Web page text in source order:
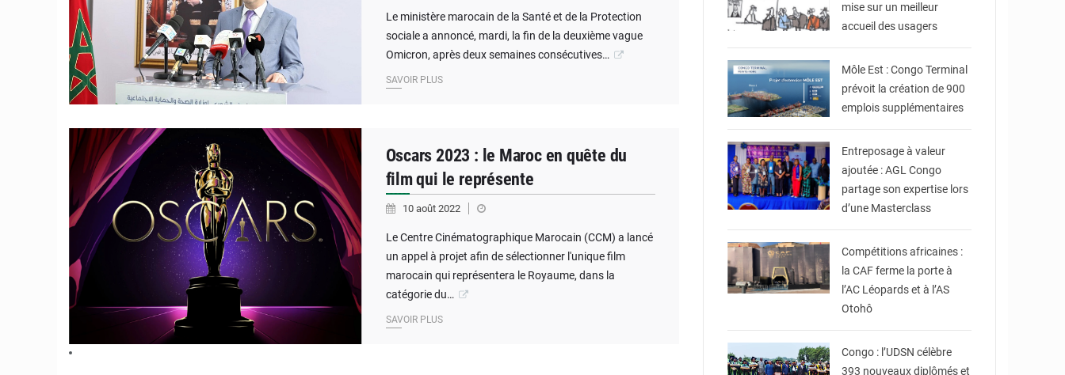
Le ministère marocain de la Santé et de la Protection
sociale a annoncé, mardi, la fin de la deuxième vague
Omicron, après deux semaines consécutives…
SAVOIR PLUS
Oscars 2023 : le Maroc en quête du
film qui le représente
10 août 2022
Le Centre Cinématographique Marocain (CCM) a lancé
un appel à projet afin de sélectionner l'unique film
marocain qui représentera le Royaume, dans la
catégorie du…
SAVOIR PLUS
mise sur un meilleur
accueil des usagers
Môle Est : Congo Terminal
prévoit la création de 900
emplois supplémentaires
Entreposage à valeur
ajoutée : AGL Congo
partage son expertise lors
d’une Masterclass
Compétitions africaines :
la CAF ferme la porte à
l’AC Léopards et à l’AS
Otohô
Congo : l’UDSN célèbre
393 nouveaux diplômés et